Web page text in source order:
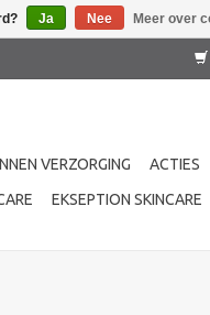
VERZORGING ACTIES
EKSEPTION SKINCARE
Ja Nee Meer over